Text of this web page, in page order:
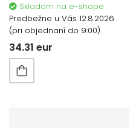
Skladom na e-shope
Predbežne u Vás 12.8.2026
(pri objednaní do 9:00)
34.31 eur